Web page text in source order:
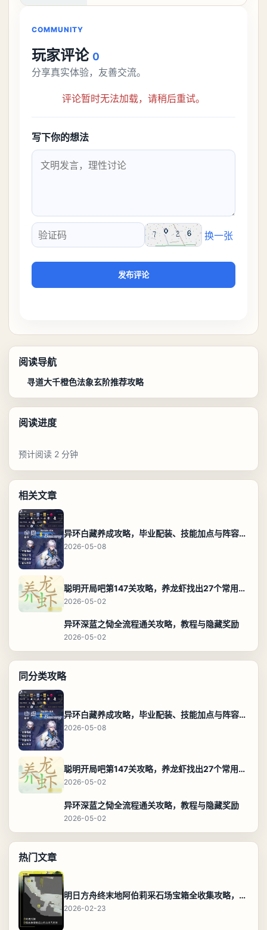
COMMUNITY
玩家评论 0
分享真实体验，友善交流。
评论暂时无法加载，请稍后重试。
写下你的想法
验证码
换一张
发布评论
阅读导航
寻道大千橙色法象玄阶推荐攻略
阅读进度
预计阅读 2 分钟
相关文章
异环白藏养成攻略，毕业配装、技能加点与阵容搭配保姆级解析
2026-05-08
聪明开局吧第147关攻略，养龙虾找出27个常用字通关答案
2026-05-02
异环深蓝之恸全流程通关攻略，教程与隐藏奖励
2026-05-02
同分类攻略
异环白藏养成攻略，毕业配装、技能加点与阵容搭配保姆级解析
2026-05-08
聪明开局吧第147关攻略，养龙虾找出27个常用字通关答案
2026-05-02
异环深蓝之恸全流程通关攻略，教程与隐藏奖励
2026-05-02
热门文章
明日方舟终末地阿伯莉采石场宝箱全收集攻略，全点位分布图与路线
2026-02-23